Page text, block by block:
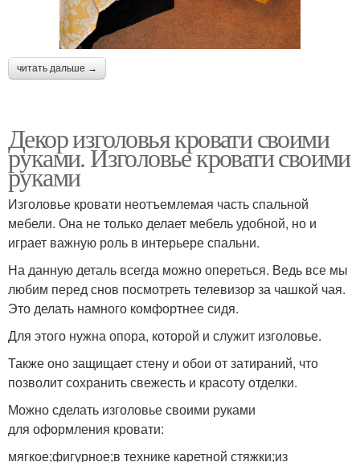
читать дальше →
Декор изголовья кровати своими
руками. Изголовье кровати своими
руками
Изголовье кровати неотъемлемая часть спальной
мебели. Она не только делает мебель удобной, но и
играет важную роль в интерьере спальни.
На данную деталь всегда можно опереться. Ведь все мы
любим перед снов посмотреть телевизор за чашкой чая.
Это делать намного комфортнее сидя.
Для этого нужна опора, которой и служит изголовье.
Также оно защищает стену и обои от затираний, что
позволит сохранить свежесть и красоту отделки.
Можно сделать изголовье своими руками
для оформления кровати:
мягкое;фигурное;в технике каретной стяжки;из